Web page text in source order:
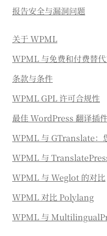
报告安全与漏洞问题
关于 WPML
WPML 与免费和付费替
条款与条件
WPML GPL 许可合规性
最佳 WordPress 翻译插
WPML 与 GTranslate：
WPML 与
WPML 与 Weglot 的对比
WPML 对比 Polylang
WPML 与